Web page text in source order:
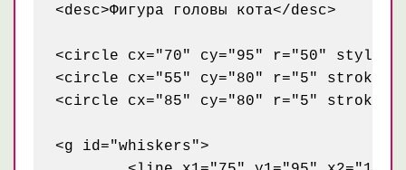
<desc>Фигура головы кота</desc>
<circle cx="70" cy="95" r="50"
<circle cx="55" cy="80" r="5"
<circle cx="85" cy="80" r="5"
<g id="whiskers">